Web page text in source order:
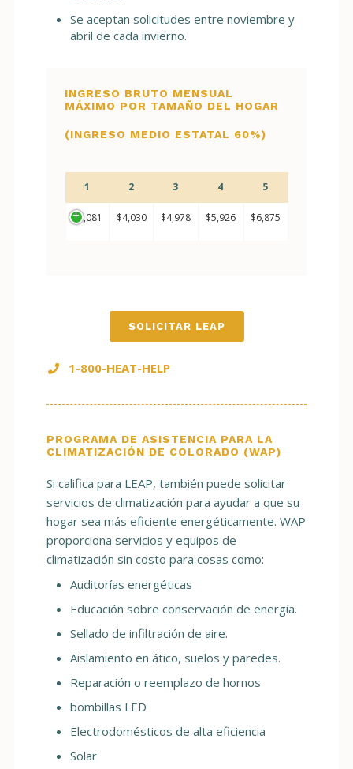
Se aceptan solicitudes entre noviembre y
abril de cada invierno.
INGRESO BRUTO MENSUAL
MÁXIMO POR TAMAÑO DEL HOGAR
(INGRESO MEDIO ESTATAL 60%)
1 2 3 4 5
$3,081 $4,030 $4,978 $5,926 $6,875
SOLICITAR LEAP
1-800-HEAT-HELP
PROGRAMA DE ASISTENCIA PARA LA
CLIMATIZACIÓN DE COLORADO (WAP)
Si califica para LEAP, también puede solicitar
servicios de climatización para ayudar a que su
hogar sea más eficiente energéticamente. WAP
proporciona servicios y equipos de
climatización sin costo para cosas como:
Auditorías energéticas
Educación sobre conservación de energía.
Sellado de infiltración de aire.
Aislamiento en ático, suelos y paredes.
Reparación o reemplazo de hornos
bombillas LED
Electrodomésticos de alta eficiencia
Solar